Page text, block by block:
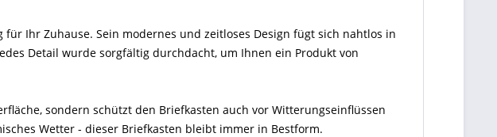
Ihr Zuhause. Sein modernes und zeitloses Design fügt sich nahtlos in
Detail wurde sorgfältig durchdacht, um Ihnen ein Produkt von
sondern schützt den Briefkasten auch vor Witterungseinflüssen
Wetter - dieser Briefkasten bleibt immer in Bestform.